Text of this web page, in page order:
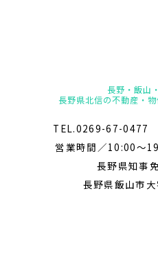
長野・飯山
長野県北信の不動産・
TEL.0269-67-0477
営業時間／10:00～
長野県知事
長野県飯山市